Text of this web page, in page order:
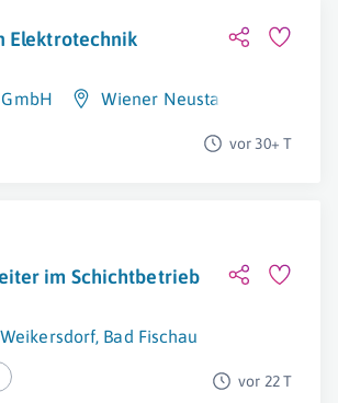
Elektrotechnik
Wiener Neustadt
vor 30+ T
im Schichtbetrieb
Weikersdorf, Bad Fischau
vor 22 T